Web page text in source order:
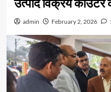
उत्पाद विक्रय
admin February 2, 2026